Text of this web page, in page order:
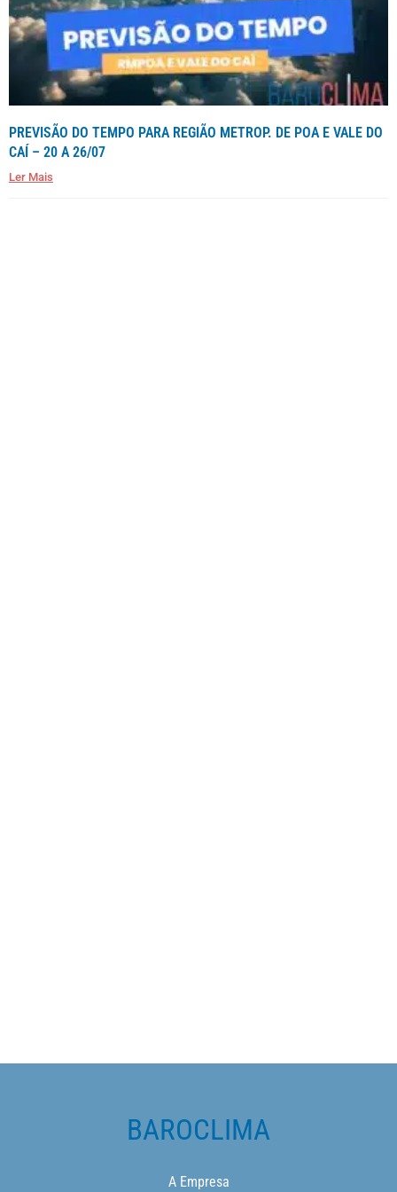
PREVISÃO DO TEMPO PARA REGIÃO METROP. DE POA E VALE DO
CAÍ – 20 A 26/07
Ler Mais
BAROCLIMA
A Empresa